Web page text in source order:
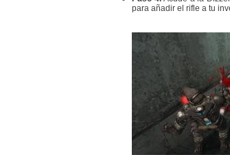
para añadir el rifle a tu